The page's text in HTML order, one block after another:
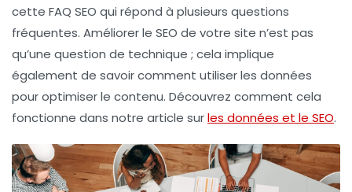
cette FAQ SEO qui répond à plusieurs questions
fréquentes. Améliorer le SEO de votre site n’est pas
qu’une question de technique ; cela implique
également de savoir comment utiliser les données
pour optimiser le contenu. Découvrez comment cela
fonctionne dans notre article surles données et le SEO.